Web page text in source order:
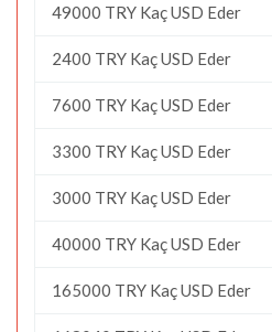
49000 TRY Kaç USD Eder
2400 TRY Kaç USD Eder
7600 TRY Kaç USD Eder
3300 TRY Kaç USD Eder
3000 TRY Kaç USD Eder
40000 TRY Kaç USD Eder
165000 TRY Kaç USD Eder